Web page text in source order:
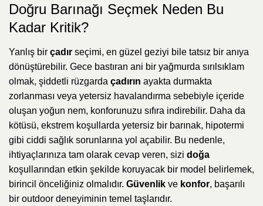
Doğru Barınağı Seçmek Neden Bu
Kadar Kritik?
Yanlış bir çadır seçimi, en güzel geziyi bile tatsız bir anıya
dönüştürebilir. Gece bastıran ani bir yağmurda sırılsıklam
olmak, şiddetli rüzgarda çadırın ayakta durmakta
zorlanması veya yetersiz havalandırma sebebiyle içeride
oluşan yoğun nem, konforunuzu sıfıra indirebilir. Daha da
kötüsü, ekstrem koşullarda yetersiz bir barınak, hipotermi
gibi ciddi sağlık sorunlarına yol açabilir. Bu nedenle,
ihtiyaçlarınıza tam olarak cevap veren, sizi doğa
koşullarından etkin şekilde koruyacak bir model belirlemek,
birincil önceliğiniz olmalıdır. Güvenlik ve konfor, başarılı
bir outdoor deneyiminin temel taşlarıdır.